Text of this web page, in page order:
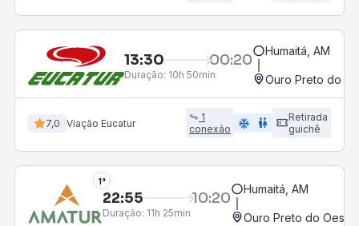
13:30 00:20
Duração: 10h 50min
Humaitá, AM
Ouro Preto do
7,0 Viação Eucatur
1
conexão
ac_unit wc
Retirada
guichê
1°
22:55 10:20
Duração: 11h 25min
Humaitá, AM
Ouro Preto do